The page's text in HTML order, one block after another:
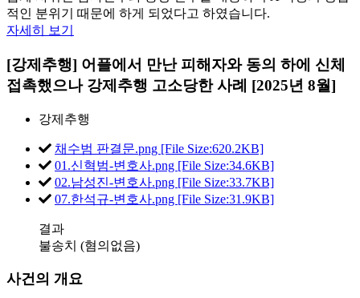
적인 분위기 때문에 하게 되었다고 하였습니다.
자세히 보기
[강제추행] 어플에서 만난 피해자와 동의 하에 신체
접촉했으나 강제추행 고소당한 사례 [2025년 8월]
강제추행
채수범 판결문.png [File Size:620.2KB]
01.신혁범-변호사.png [File Size:34.6KB]
02.남성진-변호사.png [File Size:33.7KB]
07.한석규-변호사.png [File Size:31.9KB]
결과
불송치 (혐의없음)
사건의 개요